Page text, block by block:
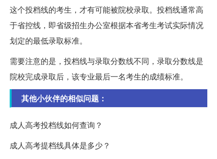
这个投档线的考生，才有可能被院校录取。投档线通常高
于省控线，即省级招生办公室根据本省考生考试实际情况
划定的最低录取标准。
需要注意的是，投档线与录取分数线不同，录取分数线是
院校完成录取后，该专业最后一名考生的成绩标准。
其他小伙伴的相似问题：
成人高考投档线如何查询？
成人高考提档线具体是多少？